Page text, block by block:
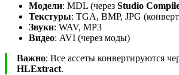
Модели: MDL (через Studio
Текстуры: TGA, BMP, JPG
Звуки: WAV, MP3
Видео: AVI (через моды)
Важно: Все ассеты конвертируются
HLExtract.